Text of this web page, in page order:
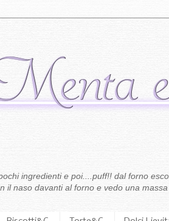
ingredienti e poi....puff!! dal forno
il naso davanti al forno e vedo una